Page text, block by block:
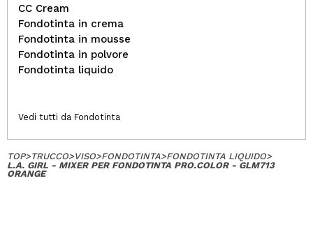
CC Cream
Fondotinta in crema
Fondotinta in mousse
Fondotinta in polvore
Fondotinta liquido
Vedi tutti da Fondotinta
TOP>TRUCCO>VISO>FONDOTINTA>FONDOTINTA LIQUIDO>
L.A. GIRL - MIXER PER FONDOTINTA PRO.COLOR - GLM713
ORANGE